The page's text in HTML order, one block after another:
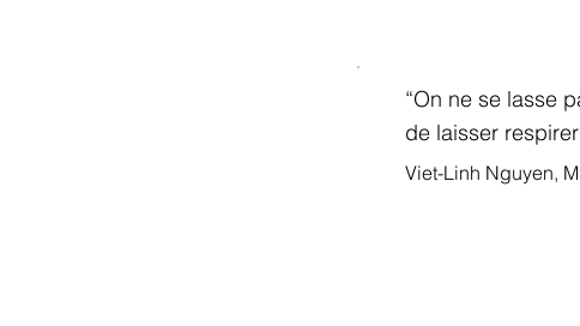
“On ne se lasse
de laisser
Viet-Linh Nguyen,